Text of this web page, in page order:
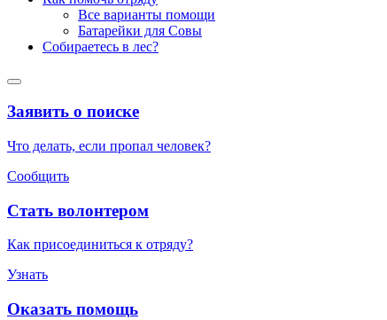
Все варианты помощи
Батарейки для Совы
Собираетесь в лес?
Заявить о поиске
Что делать, если пропал человек?
Сообщить
Стать волонтером
Как присоединиться к отряду?
Узнать
Оказать помощь